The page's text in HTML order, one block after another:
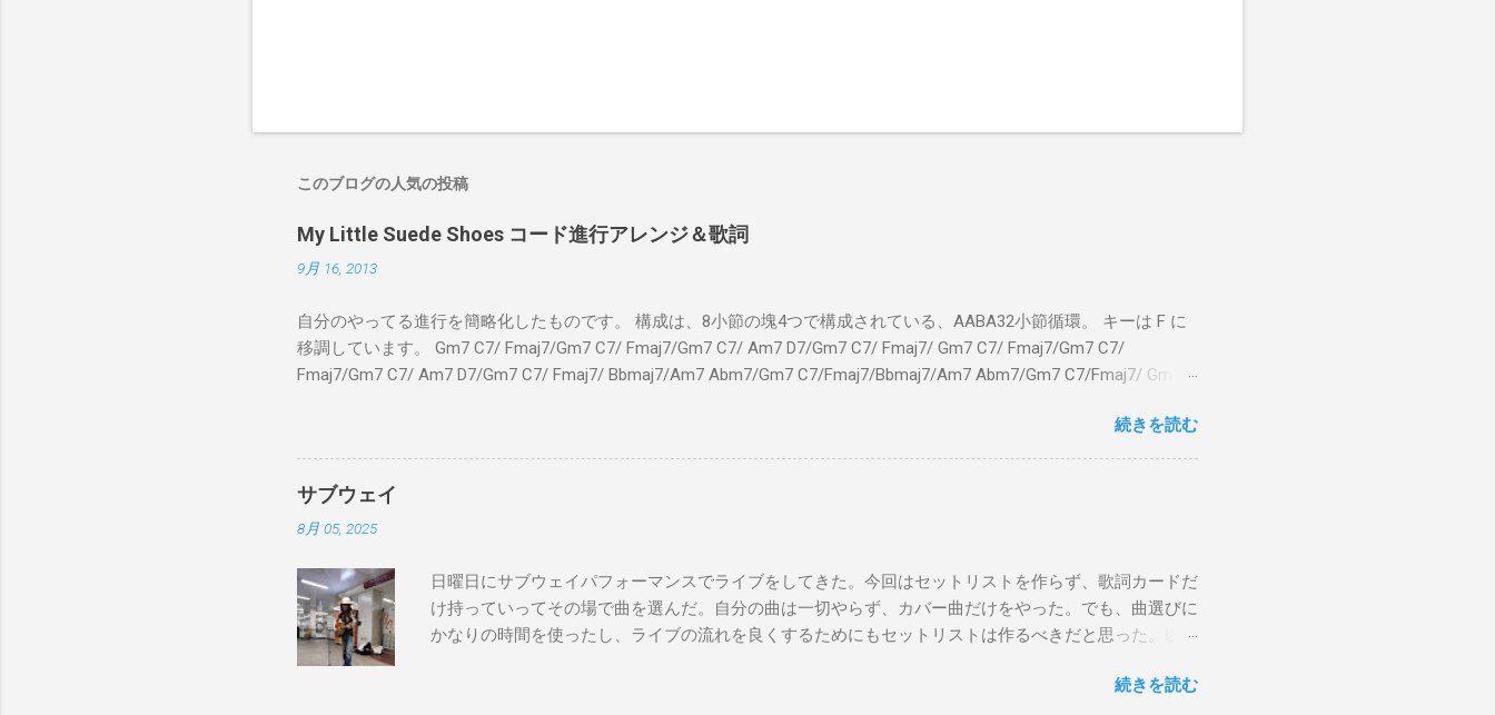
このブログの人気の投稿
My Little Suede Shoes コード進行アレンジ＆歌詞
9月 16, 2013
自分のやってる進行を簡略化したものです。 構成は、8小節の塊4つで構成されている、AABA32小節循環。 キーは F に
移調しています。 Gm7 C7/ Fmaj7/Gm7 C7/ Fmaj7/Gm7 C7/ Am7 D7/Gm7 C7/ Fmaj7/ Gm7 C7/ Fmaj7/Gm7 C7/
Fmaj7/Gm7 C7/ Am7 D7/Gm7 C7/ Fmaj7/ Bbmaj7/Am7 Abm7/Gm7 C7/Fmaj7/Bbmaj7/Am7 Abm7/Gm7 C7/Fmaj7/ Gm7
C7 Fmaj7 黒いスエードシューズ Gm7 C7 Am とてもお気に入りなのさ D7 Gm7 C7 Fmaj7 どこへ行く
のも一緒さ Gm7 C7 Fmaj7 僕のスウェードシューズ Gm7 C7 Fmaj7 先の尖ったシューズ Gm7 C7
Am7 とてもカッコいいのさ D7 Gm7 C7 Fmaj7 いつも気分最高 Bbmaj7 Am7 Abm7 こい...
続きを読む
サブウェイ
8月 05, 2025
日曜日にサブウェイパフォーマンスでライブをしてきた。今回はセットリストを作らず、歌詞カードだ
け持っていってその場で曲を選んだ。自分の曲は一切やらず、カバー曲だけをやった。でも、曲選びに
かなりの時間を使ったし、ライブの流れを良くするためにもセットリストは作るべきだと思った。以下
でやってない違う曲をやる予定です。是非お越しください。 A change is gonna come Gee, baby, ain't I
続きを読む